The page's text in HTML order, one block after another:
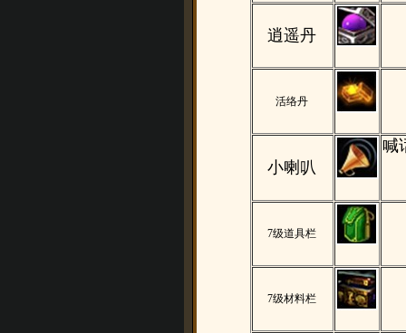
逍遥丹
活络丹
小喇叭
喊
7级道具栏
7级材料栏